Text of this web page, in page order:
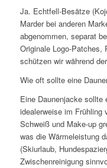
Ja. Echtfell-Besätze
Marder bei anderen
abgenommen, separat
Originale Logo-Patches,
schützen wir während
Wie oft sollte eine
Eine Daunenjacke
idealerweise im Frühling
Schweiß und Make-up
was die Wärmeleistung
(Skiurlaub,
Zwischenreinigung